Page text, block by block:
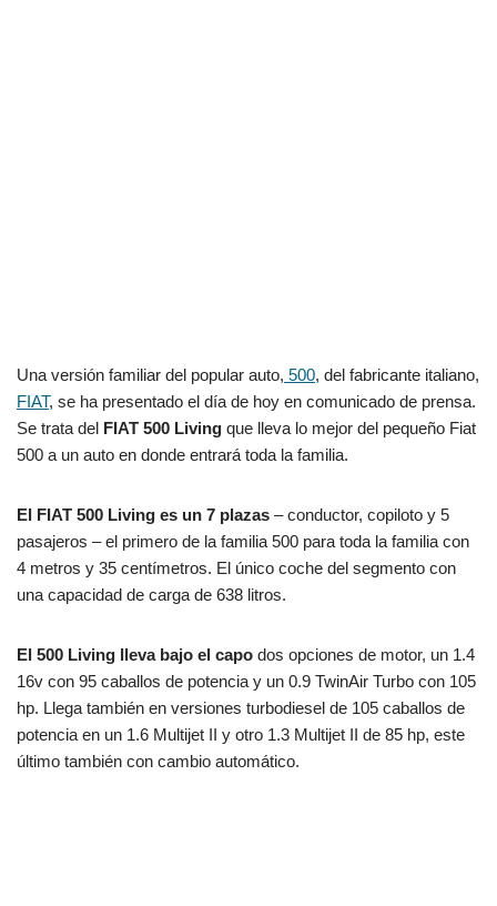
Una versión familiar del popular auto, 500, del fabricante italiano,
FIAT, se ha presentado el día de hoy en comunicado de prensa.
Se trata del FIAT 500 Living que lleva lo mejor del pequeño Fiat
500 a un auto en donde entrará toda la familia.
El FIAT 500 Living es un 7 plazas – conductor, copiloto y 5
pasajeros – el primero de la familia 500 para toda la familia con
4 metros y 35 centímetros. El único coche del segmento con
una capacidad de carga de 638 litros.
El 500 Living lleva bajo el capo dos opciones de motor, un ​​1.4
16v con 95 caballos de potencia y un 0.9 TwinAir Turbo con 105
hp. Llega también en versiones turbodiesel de 105 caballos de
potencia en un 1.6 Multijet II y otro ​​1.3 Multijet II de 85 hp, este
último también con cambio automático.